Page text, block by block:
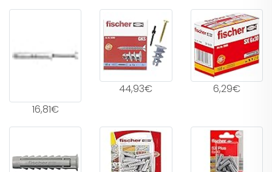
16,81€
44,93€ 6,29€